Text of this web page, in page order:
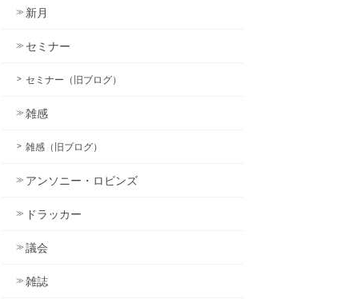
新月
セミナー
セミナー（旧ブログ）
雑感
雑感（旧ブログ）
アンソニー・ロビンズ
ドラッカー
議会
雑誌